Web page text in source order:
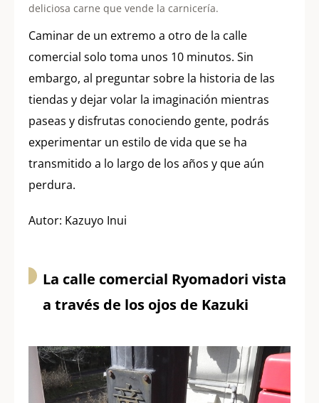
deliciosa carne que vende la carnicería.
Caminar de un extremo a otro de la calle
comercial solo toma unos 10 minutos. Sin
embargo, al preguntar sobre la historia de las
tiendas y dejar volar la imaginación mientras
paseas y disfrutas conociendo gente, podrás
experimentar un estilo de vida que se ha
transmitido a lo largo de los años y que aún
perdura.
Autor: Kazuyo Inui
La calle comercial Ryomadori vista
a través de los ojos de Kazuki